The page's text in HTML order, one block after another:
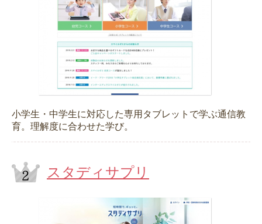
小学生・中学生に対応した専用タブレットで学ぶ通信教
育。理解度に合わせた学び。
スタディサプリ